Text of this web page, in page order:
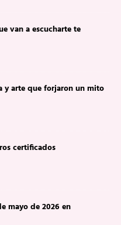
van a escucharte te
y arte que forjaron un mito
certificados
mayo de 2026 en